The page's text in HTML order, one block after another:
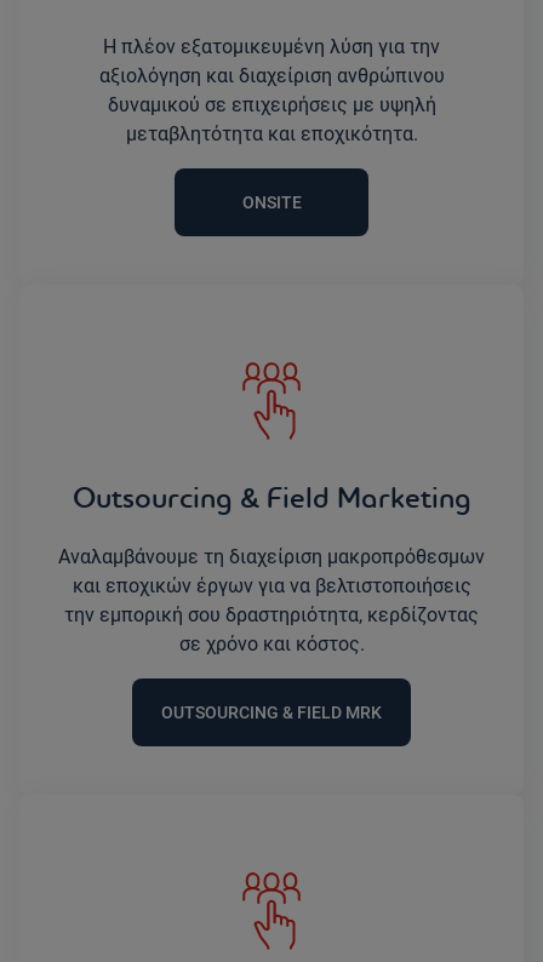
Η πλέον εξατομικευμένη λύση για την
αξιολόγηση και διαχείριση ανθρώπινου
δυναμικού σε επιχειρήσεις με υψηλή
μεταβλητότητα και εποχικότητα.
ONSITE
Outsourcing & Field Marketing
Αναλαμβάνουμε τη διαχείριση μακροπρόθεσμων
και εποχικών έργων για να βελτιστοποιήσεις
την εμπορική σου δραστηριότητα, κερδίζοντας
σε χρόνο και κόστος.
OUTSOURCING & FIELD MRK